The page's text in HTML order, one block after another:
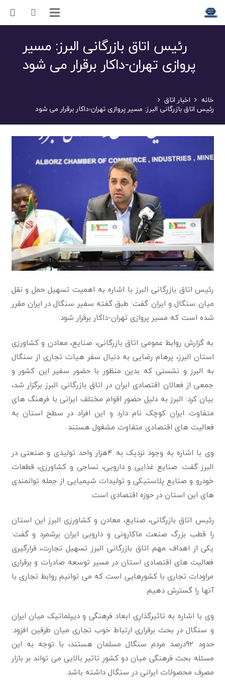
رئیس اتاق بازرگانی البرز: مسیر
پروازی تهران-داکار برقرار می شود
خانه اخبار اتاق
رئیس اتاق بازرگانی البرز: مسیر پروازی تهران-داکار برقرار می شود
رئیس اتاق بازرگانی البرز با اشاره به اهمیت تسهیل حمل و نقل
میان سنگال و ایران گفت: طبق گفته سفیر سنگال در ایران مقرر
شده است که مسیر پروازی تهران-داکار برقرار شود.
به گزارش روابط عمومی اتاق بازرگانی، صنایع، معادن و کشاورزی
استان البرز، پرهام رضایی به دنبال سفر هیات تجاری از سنگال
به البرز و نشستی که بدین منظور با حضور سفیر این کشور و
جمعی از فعالان اقتصادی ایران در اتاق بازرگانی البرز برگزار شد،
بیان کرد: البرز به دلیل حضور اقوام مختلف ایرانی با فرهنگ های
متفاوت ایران کوچک نام دارد و این افراد در سطح استان به
فعالیت های اقتصادی متفاوت مشغول هستند.
وی با اشاره به وجود نزدیک به ۴هزار واحد تولیدی و صنعتی در
البرز گفت: صنایع غذایی و دارویی، نساجی و کشاورزی، قطعات
خودرو و صنایع پلاستیکی و تولیدات شیمیایی از جمله توانمندی
های این استان در حوزه اقتصادی است.
رئیس اتاق بازرگانی، صنایع، معادن و کشاورزی البرز این استان
را قطب بزرگ صنعت ماکارونی و دارویی ایران برشمرد و گفت:
یکی از اهداف مهم اتاق بازرگانی البرز تسهیل تجارت، قرارگیری
فعالیت های اقتصادی استان در مسیر توسعه صادرات و برقراری
مراودات تجاری با کشورهایی است که می توانیم روابط تجاری با
آنها را گسترش دهیم.
وی با اشاره به تاثیرگذاری ابعاد فرهنگی و دیپلماتیک میان ایران
و سنگال در بحث برقراری ارتباط خوب تجاری میان طرفین افزود:
حدود ۹۲درصد مردم سنگال مسلمان هستند، با توجه به این
مسئله بحث فرهنگی میان دو کشور تاثیر بالایی می تواند بر بازار
مصرف محصولات ایرانی در سنگال داشته باشد.